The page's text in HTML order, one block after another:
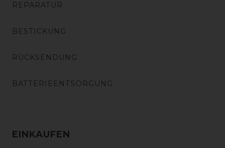
REPARATUR
BESTICKUNG
RÜCKSENDUNG
BATTERIEENTSORGUNG
EINKAUFEN